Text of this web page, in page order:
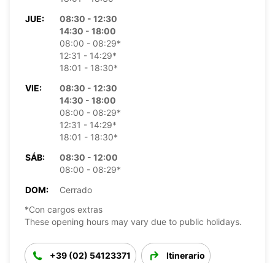
JUE:
08:30 - 12:30
14:30 - 18:00
08:00 - 08:29*
12:31 - 14:29*
18:01 - 18:30*
VIE:
08:30 - 12:30
14:30 - 18:00
08:00 - 08:29*
12:31 - 14:29*
18:01 - 18:30*
SÁB:
08:30 - 12:00
08:00 - 08:29*
DOM:
Cerrado
*Con cargos extras
These opening hours may vary due to public holidays.
+39 (02) 54123371 Itinerario